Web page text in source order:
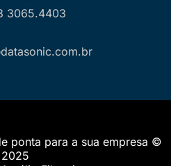
3065.4403
ponta para a sua empresa ©
2025